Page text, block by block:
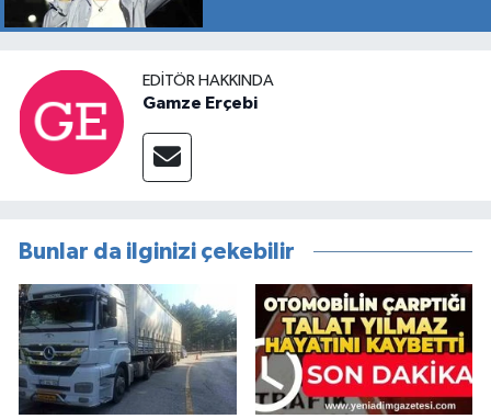
EDITÖR HAKKINDA
Gamze Erçebi
Bunlar da ilginizi çekebilir